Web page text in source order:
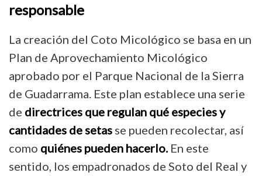
responsable
La creación del Coto Micológico se basa en un
Plan de Aprovechamiento Micológico
aprobado por el Parque Nacional de la Sierra
de Guadarrama. Este plan establece una serie
de directrices que regulan qué especies y
cantidades de setas se pueden recolectar, así
como quiénes pueden hacerlo. En este
sentido, los empadronados de Soto del Real y